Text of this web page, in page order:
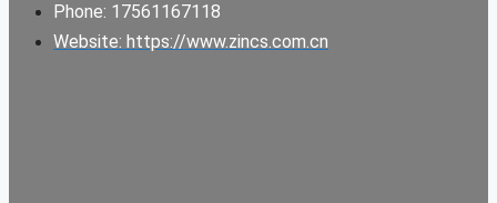
Phone: 17561167118
Website: https://www.zincs.com.cn